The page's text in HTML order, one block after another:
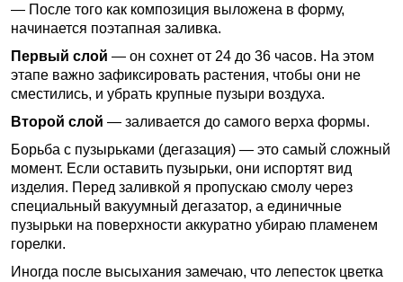
— После того как композиция выложена в форму,
начинается поэтапная заливка.
Первый слой — он сохнет от 24 до 36 часов. На этом
этапе важно зафиксировать растения, чтобы они не
сместились, и убрать крупные пузыри воздуха.
Второй слой — заливается до самого верха формы.
Борьба с пузырьками (дегазация) — это самый сложный
момент. Если оставить пузырьки, они испортят вид
изделия. Перед заливкой я пропускаю смолу через
специальный вакуумный дегазатор, а единичные
пузырьки на поверхности аккуратно убираю пламенем
горелки.
Иногда после высыхания замечаю, что лепесток цветка